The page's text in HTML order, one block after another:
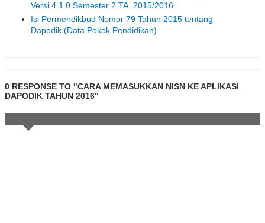
Versi 4.1.0 Semester 2 TA. 2015/2016
Isi Permendikbud Nomor 79 Tahun 2015 tentang
Dapodik (Data Pokok Pendidikan)
0 RESPONSE TO "CARA MEMASUKKAN NISN KE APLIKASI
DAPODIK TAHUN 2016"